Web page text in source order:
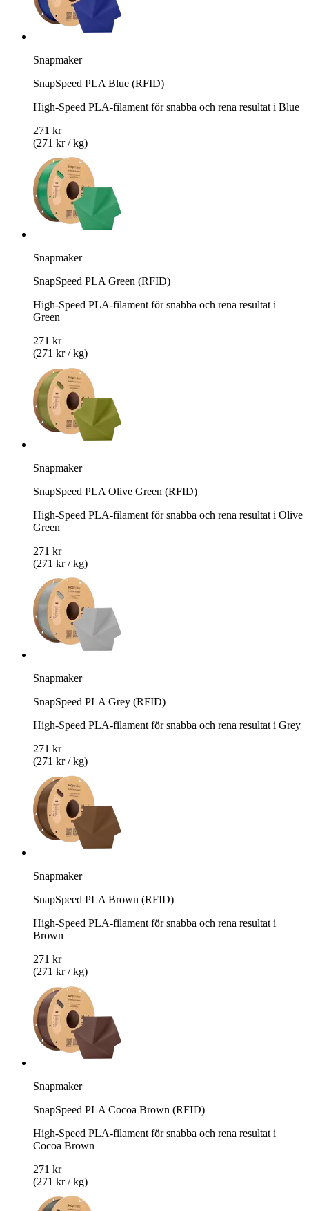
Snapmaker
SnapSpeed PLA Blue (RFID)
High-Speed PLA-filament för snabba och rena resultat i Blue
271 kr
(271 kr / kg)
Snapmaker
SnapSpeed PLA Green (RFID)
High-Speed PLA-filament för snabba och rena resultat i
Green
271 kr
(271 kr / kg)
Snapmaker
SnapSpeed PLA Olive Green (RFID)
High-Speed PLA-filament för snabba och rena resultat i Olive
Green
271 kr
(271 kr / kg)
Snapmaker
SnapSpeed PLA Grey (RFID)
High-Speed PLA-filament för snabba och rena resultat i Grey
271 kr
(271 kr / kg)
Snapmaker
SnapSpeed PLA Brown (RFID)
High-Speed PLA-filament för snabba och rena resultat i
Brown
271 kr
(271 kr / kg)
Snapmaker
SnapSpeed PLA Cocoa Brown (RFID)
High-Speed PLA-filament för snabba och rena resultat i
Cocoa Brown
271 kr
(271 kr / kg)